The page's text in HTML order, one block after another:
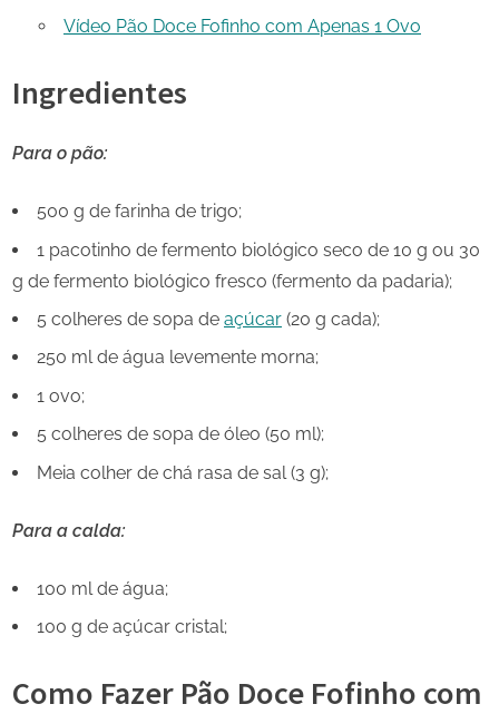
Vídeo Pão Doce Fofinho com Apenas 1 Ovo
Ingredientes
Para o pão:
500 g de farinha de trigo;
1 pacotinho de fermento biológico seco de 10 g ou 30
g de fermento biológico fresco (fermento da padaria);
5 colheres de sopa de açúcar (20 g cada);
250 ml de água levemente morna;
1 ovo;
5 colheres de sopa de óleo (50 ml);
Meia colher de chá rasa de sal (3 g);
Para a calda:
100 ml de água;
100 g de açúcar cristal;
Como Fazer Pão Doce Fofinho com